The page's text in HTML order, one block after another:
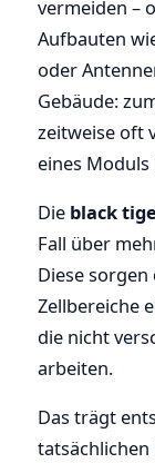
vermeiden –
Aufbauten
oder
Gebäude:
zeitweise oft
eines
Die black
Fall über
Diese
Zellbereiche
die nicht
arbeiten.
Das trägt